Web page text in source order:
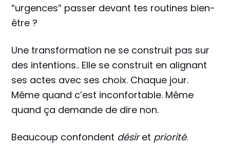
“urgences” passer devant tes routines bien-
être ?
Une transformation ne se construit pas sur
des intentions.. Elle se construit en alignant
ses actes avec ses choix. Chaque jour.
Même quand c’est inconfortable. Même
quand ça demande de dire non.
Beaucoup confondent désiret priorité.